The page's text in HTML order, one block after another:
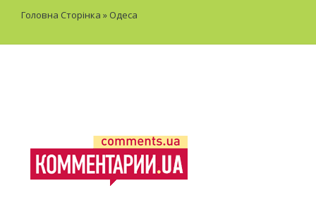
Головна Сторінка » Одеса